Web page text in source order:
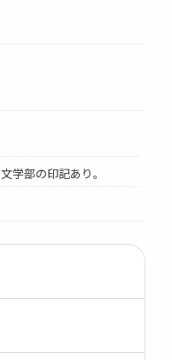
学部の印記あり。